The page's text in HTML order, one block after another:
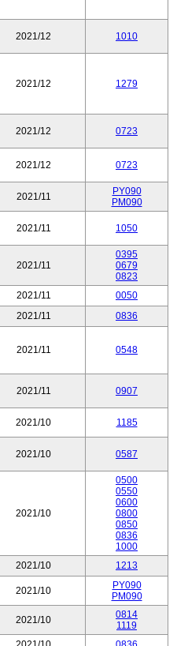
2021/12 1010
2021/12 1279
2021/12 0723
2021/12 0723
2021/11
PY090
PM090
2021/11 1050
2021/11
0395
0679
0823
2021/11
0050
2021/11 0836
2021/11 0548
2021/11 0907
2021/10 1185
2021/10 0587
2021/10
0500
0550
0600
0800
0850
0836
1000
2021/10 1213
2021/10
PY090
PM090
2021/10
0814
1119